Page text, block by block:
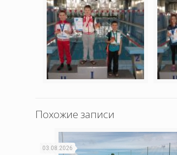
Похожие записи
03.08.2026